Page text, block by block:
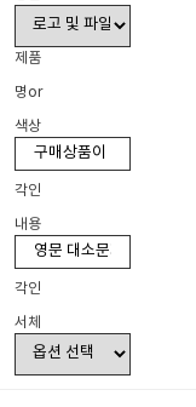
제품
명or
색상
각인
내용
각인
서체